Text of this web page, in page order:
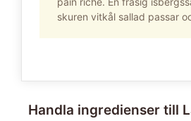
skuren vitkål sallad passar
Handla ingredienser till